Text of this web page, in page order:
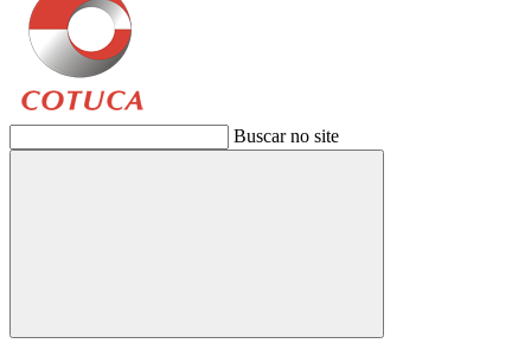
Buscar no site
Buscar